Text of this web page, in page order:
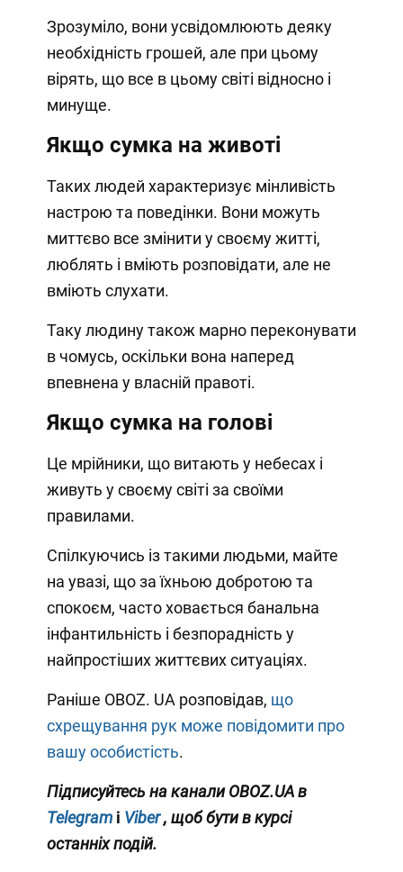
Зрозуміло, вони усвідомлюють деяку
необхідність грошей, але при цьому
вірять, що все в цьому світі відносно і
минуще.
Якщо сумка на животі
Таких людей характеризує мінливість
настрою та поведінки. Вони можуть
миттєво все змінити у своєму житті,
люблять і вміють розповідати, але не
вміють слухати.
Таку людину також марно переконувати
в чомусь, оскільки вона наперед
впевнена у власній правоті.
Якщо сумка на голові
Це мрійники, що витають у небесах і
живуть у своєму світі за своїми
правилами.
Спілкуючись із такими людьми, майте
на увазі, що за їхньою добротою та
спокоєм, часто ховається банальна
інфантильність і безпорадність у
найпростіших життєвих ситуаціях.
Раніше OBOZ. UA розповідав, що
схрещування рук може повідомити про
вашу особистість.
Підписуйтесь на канали OBOZ.UA в
Telegram і Viber , щоб бути в курсі
останніх подій.